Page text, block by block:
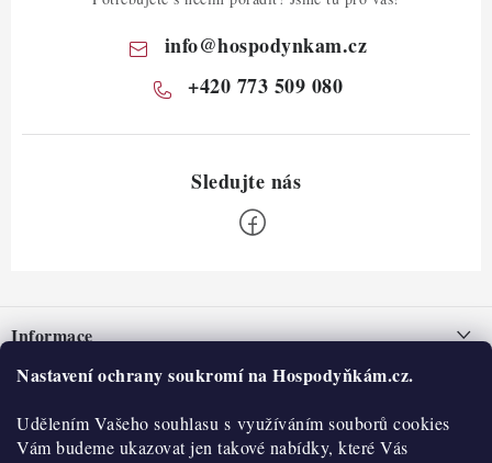
Nastavení ochrany soukromí na Hospodyňkám.cz.
Udělením Vašeho souhlasu s využíváním souborů cookies
Vám budeme ukazovat jen takové nabídky, které Vás
info@hospodynkam.cz
+420 773 509 080
pInformace
Nepřevzetí zásilky na dobírku
Obchodní podmínky
O nás
Historie
O nákupu